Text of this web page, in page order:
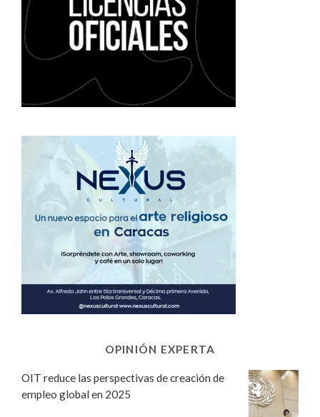
OPINIÓN EXPERTA
OIT reduce las perspectivas de creación de
empleo global en 2025